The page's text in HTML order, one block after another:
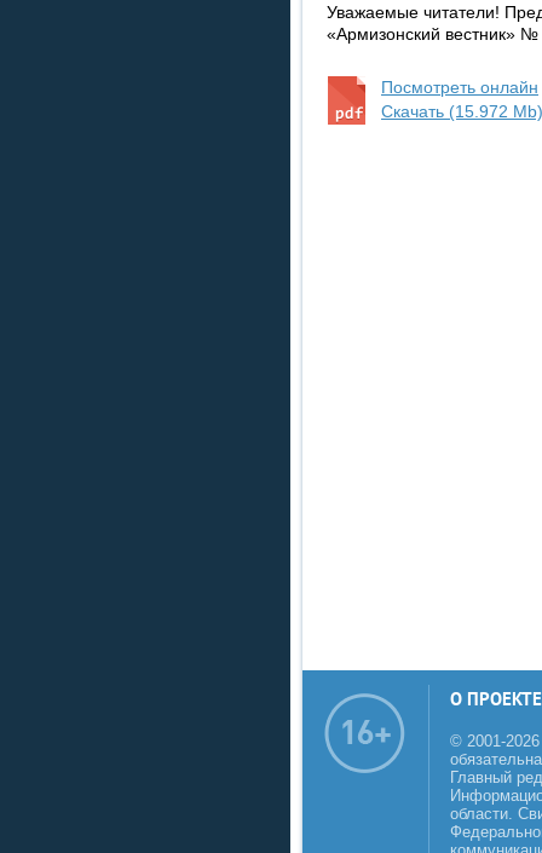
Уважаемые читатели!
«Армизонский вестник»
Посмотреть онлайн
Скачать (15.972 Mb)
О ПРОЕКТЕ
© 2001-
Главный
области.